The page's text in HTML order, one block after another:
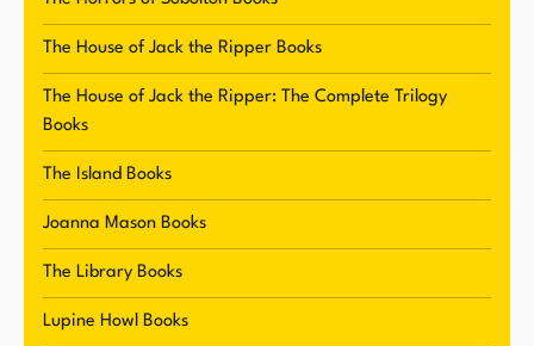
The House of Jack the Ripper Books
The House of Jack the Ripper: The Complete Trilogy
Books
The Island Books
Joanna Mason Books
The Library Books
Lupine Howl Books